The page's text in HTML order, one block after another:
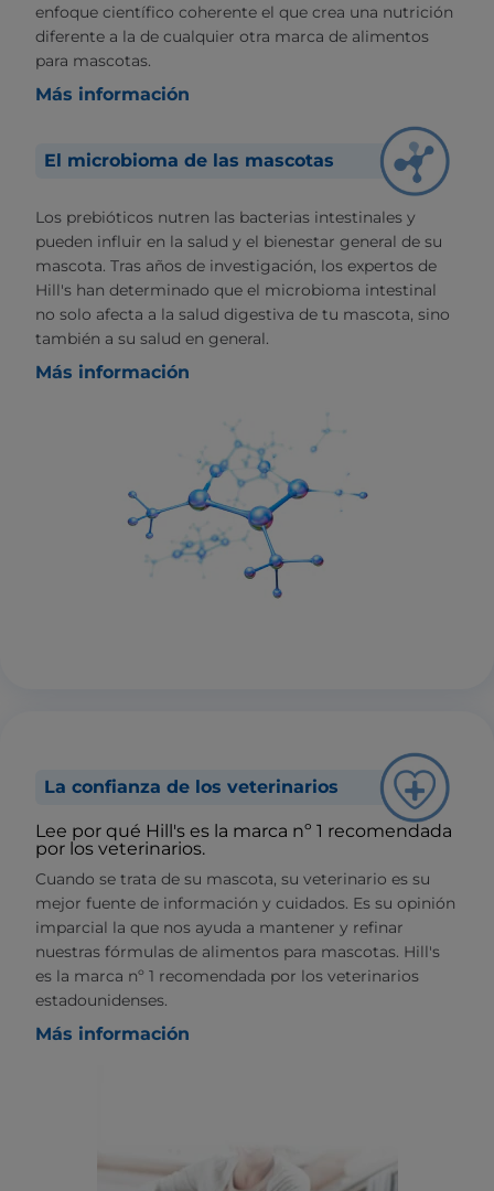
enfoque científico coherente el que crea una nutrición
diferente a la de cualquier otra marca de alimentos
para mascotas.
Más información
El microbioma de las mascotas
Los prebióticos nutren las bacterias intestinales y
pueden influir en la salud y el bienestar general de su
mascota. Tras años de investigación, los expertos de
Hill's han determinado que el microbioma intestinal
no solo afecta a la salud digestiva de tu mascota, sino
también a su salud en general.
Más información
La confianza de los veterinarios
Lee por qué Hill's es la marca nº 1 recomendada
por los veterinarios.
Cuando se trata de su mascota, su veterinario es su
mejor fuente de información y cuidados. Es su opinión
imparcial la que nos ayuda a mantener y refinar
nuestras fórmulas de alimentos para mascotas. Hill's
es la marca nº 1 recomendada por los veterinarios
estadounidenses.
Más información